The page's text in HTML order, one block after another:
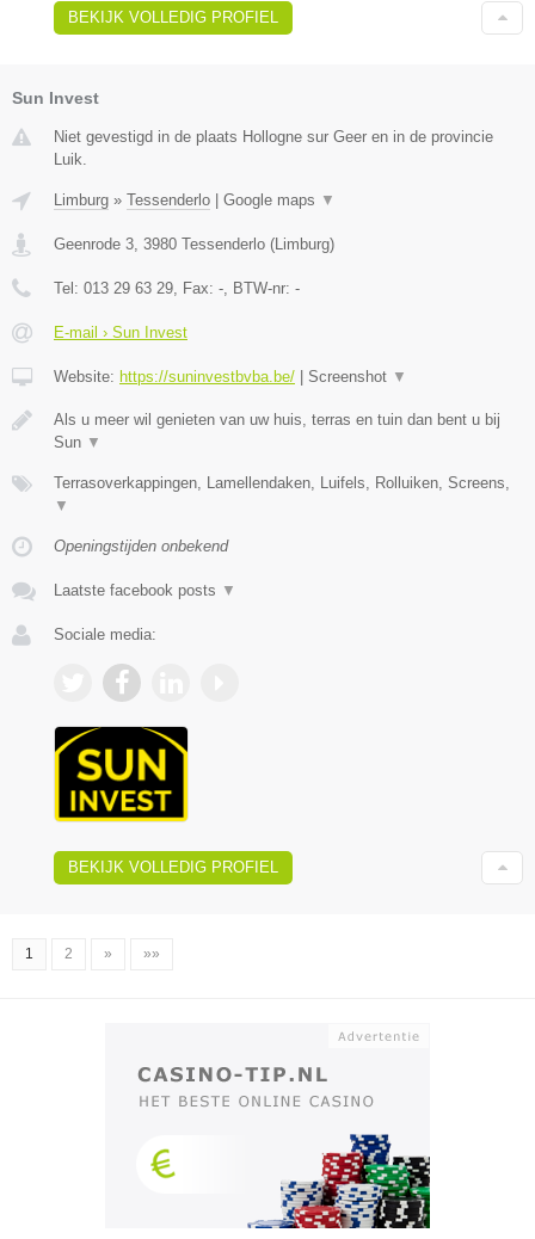
BEKIJK VOLLEDIG PROFIEL
Sun Invest
Niet gevestigd in de plaats Hollogne sur Geer en in de provincie
Luik.
Limburg » Tessenderlo Google maps ▼
Geenrode 3 3980 Tessenderlo ( Limburg)
Tel: 013 29 63 29 , Fax: - , BTW-nr: -
E-mail › Sun Invest
Website: https://suninvestbvba.be/ Screenshot ▼
Als u meer wil genieten van uw huis, terras en tuin dan bent u bij
Sun ▼
Terrasoverkappingen, Lamellendaken, Luifels, Rolluiken, Screens,
▼
Openingstijden onbekend
Laatste facebook posts ▼
Sociale media:
BEKIJK VOLLEDIG PROFIEL
1 2 » »»